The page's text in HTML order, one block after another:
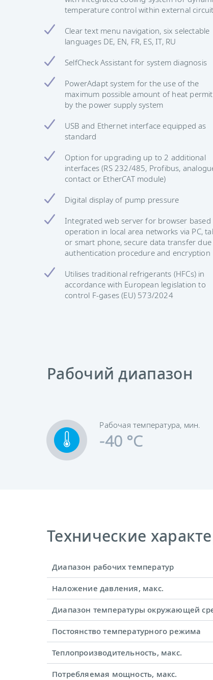
temperature control within external
Clear text menu navigation, six selectable
languages DE, EN, FR, ES, IT, RU
SelfCheck Assistant for system diagnosis
PowerAdapt system for the use of the
maximum possible amount of heat
by the power supply system
USB and Ethernet interface equipped as
standard
Option for upgrading up to 2 additional
interfaces (RS 232/485, Profibus,
contact or EtherCAT module)
Digital display of pump pressure
Integrated web server for browser based
operation in local area networks via PC,
or smart phone, secure data transfer due
authentication procedure and encryption
Utilises traditional refrigerants (HFCs) in
accordance with European legislation to
control F-gases (EU) 573/2024
Рабочий диапазон
Рабочая температура, мин.
-40 °C
Технические
Диапазон рабочих температур
Наложение давления, макс.
Диапазон температуры окружающей
Постоянство температурного режима
Теплопроизводительность, макс.
Потребляемая мощность, макс.